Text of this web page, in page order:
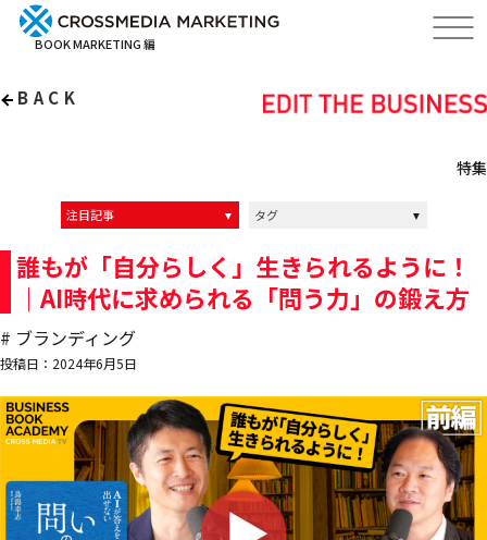
BOOK MARKETING 編
BACK
特集
注目記事
タグ
誰もが「自分らしく」生きられるように！
｜AI時代に求められる「問う力」の鍛え方
# ブランディング
投稿日：2024年6月5日